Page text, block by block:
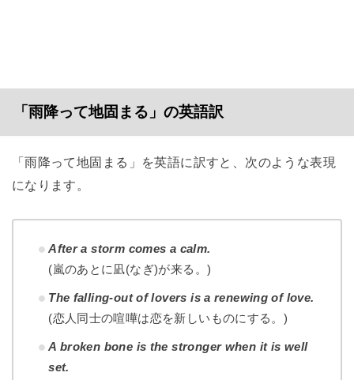
「雨降って地固まる」の英語訳
「雨降って地固まる」を英語に訳すと、次のような表現
になります。
After a storm comes a calm.
(嵐のあとに凪(なぎ)が来る。)
The falling-out of lovers is a renewing of love.
(恋人同士の喧嘩は恋を新しいものにする。)
A broken bone is the stronger when it is well
set.